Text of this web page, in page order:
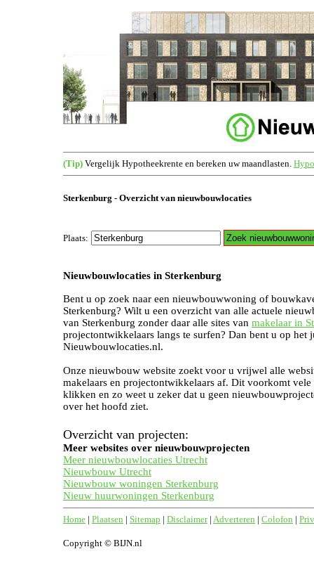
(Tip) Vergelijk Hypotheekrente en bereken uw maandlasten.
Sterkenburg - Overzicht van nieuwbouwlocaties
Plaats:
Nieuwbouwlocaties in Sterkenburg
Bent u op zoek naar een nieuwbouwwoning of
Sterkenburg? Wilt u een overzicht van alle actuele
van Sterkenburg zonder daar alle sites van makelaar in
projectontwikkelaars langs te surfen? Dan bent u op het
Nieuwbouwlocaties.nl.
Onze nieuwbouw website zoekt voor u vrijwel alle
makelaars en projectontwikkelaars af. Dit voorkomt vele
klikken en zo weet u zeker dat u geen
over het hoofd ziet.
Overzicht van projecten:
Meer websites over nieuwbouwprojecten
Meer nieuwbouwlocaties Utrecht
Nieuwbouw Utrecht
Nieuwbouw woningen Sterkenburg
Nieuw huurwoningen Sterkenburg
Home | Plaatsen | Sitemap | Disclaimer| Adverteren | Colofon |
Copyright © BIJN.nl